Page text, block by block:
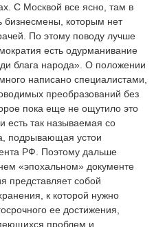
С Москвой все ясно, там в
бизнесмены, которым нет
По этому поводу лучше
есть одурманивание
блага народа». О положении
написано специалистами,
преобразований без
пока еще не ощутило это
есть так называемая со
подрывающая устои
РФ. Поэтому дальше
«эпохальном» документе
представляет собой
к которой нужно
ее достижения,
проблем и